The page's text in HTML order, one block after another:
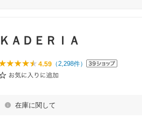
ＫＡＤＥＲＩＡ
4.59 （2,298件）
在庫に関して